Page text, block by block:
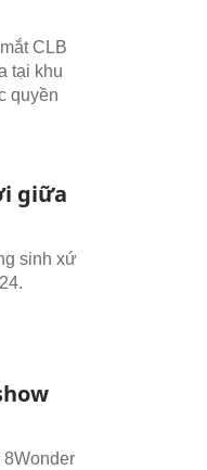
CLB
tại khu
quyền
giữa
sinh xứ
8Wonder